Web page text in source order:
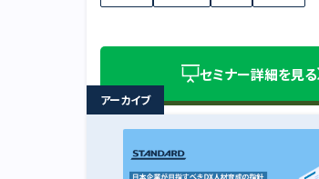
セミナー詳細を見る
アーカイブ